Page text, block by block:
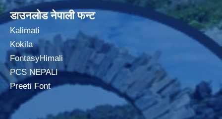
डाउनलोड नेपाली फन्ट
Kalimati
Kokila
FontasyHimali
PCS NEPALI
Preeti Font